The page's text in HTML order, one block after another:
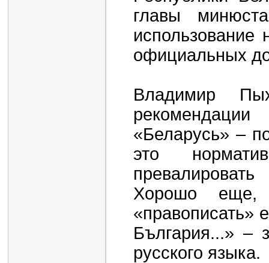
главы
использование
официальных
Владимир
«Беларусь» –
это
Хорошо еще,
«правописать»
България...» –
русского языка.